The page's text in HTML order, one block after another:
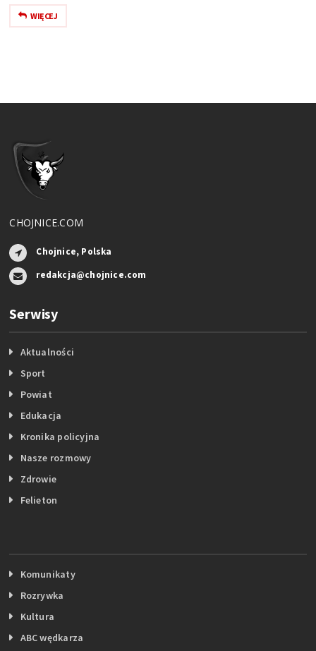
WIĘCEJ
CHOJNICE.COM
Chojnice, Polska
redakcja@chojnice.com
Serwisy
Aktualności
Sport
Powiat
Edukacja
Kronika policyjna
Nasze rozmowy
Zdrowie
Felieton
Komunikaty
Rozrywka
Kultura
ABC wędkarza